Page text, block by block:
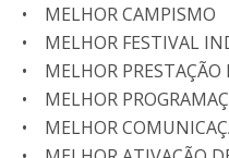
• MELHOR CAMPISMO
• MELHOR FESTIVAL
• MELHOR PRESTAÇÃO
• MELHOR
• MELHOR